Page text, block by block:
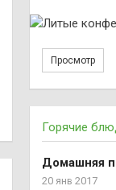
Просмотр
Горячие
Домашняя
20 янв 2017